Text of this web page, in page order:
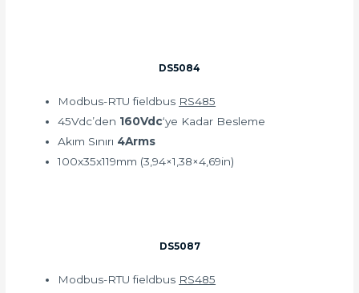
DS5084
Modbus-RTU fieldbus RS485
45Vdc’den 160Vdc‘ye Kadar Besleme
Akım Sınırı 4Arms
100x35x119mm (3,94×1,38×4,69in)
DS5087
Modbus-RTU fieldbus RS485